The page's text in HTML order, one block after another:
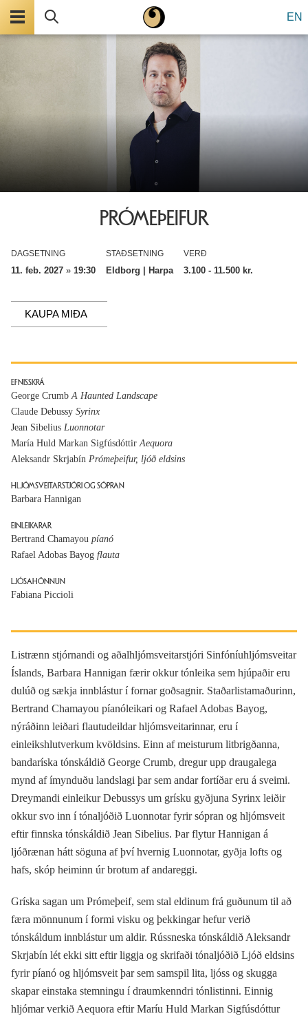
EN
PRÓMEÞEIFUR
DAGSETNING STAÐSETNING VERÐ
11. feb. 2027 » 19:30 Eldborg | Harpa 3.100 - 11.500 kr.
KAUPA MIÐA
EFNISSKRÁ
George Crumb A Haunted Landscape
Claude Debussy Syrinx
Jean Sibelius Luonnotar
María Huld Markan SigfúsdóttirAequora
Aleksandr Skrjabín Prómeþeifur, ljóð eldsins
HLJÓMSVEITARSTJÓRI OG SÓPRAN
Barbara Hannigan
EINLEIKARAR
Bertrand Chamayou píanó
Rafael Adobas Bayog flauta
LJÓSAHÖNNUN
Fabiana Piccioli
Listrænn stjórnandi og aðalhljómsveitarstjóri Sinfóníuhljómsveitar
Íslands, Barbara Hannigan færir okkur tónleika sem hjúpaðir eru
dulúð og sækja innblástur í fornar goðsagnir. Staðarlistamaðurinn,
Bertrand Chamayou píanóleikari og Rafael Adobas Bayog,
nýráðinn leiðari flautudeildar hljómsveitarinnar, eru í
einleikshlutverkum kvöldsins. Einn af meisturum litbrigðanna,
bandaríska tónskáldið George Crumb, dregur upp draugalega
mynd af ímynduðu landslagi þar sem andar fortíðar eru á sveimi.
Dreymandi einleikur Debussys um grísku gyðjuna Syrinx leiðir
okkur svo inn í tónaljóðið Luonnotar fyrir sópran og hljómsveit
eftir finnska tónskáldið Jean Sibelius. Þar flytur Hannigan á
ljóðrænan hátt söguna af því hvernig Luonnotar, gyðja lofts og
hafs, skóp heiminn úr brotum af andareggi.
Gríska sagan um Prómeþeif, sem stal eldinum frá guðunum til að
færa mönnunum í formi visku og þekkingar hefur verið
tónskáldum innblástur um aldir. Rússneska tónskáldið Aleksandr
Skrjabín lét ekki sitt eftir liggja og skrifaði tónaljóðið Ljóð eldsins
fyrir píanó og hljómsveit þar sem samspil lita, ljóss og skugga
skapar einstaka stemningu í draumkenndri tónlistinni. Einnig
hljómar verkið Aequora eftir Maríu Huld Markan Sigfúsdóttur